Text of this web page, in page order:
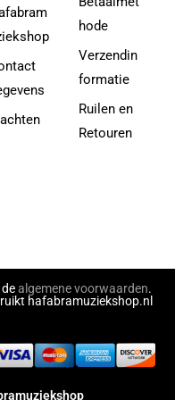
hode
Verzendin
formatie
Ruilen en
Retouren
algemene voorwaarden.
hafabramuziekshop.nl